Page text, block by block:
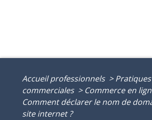
Accueil professionnels > Pratiques
commerciales > Commerce en
Comment déclarer le nom de
site internet ?